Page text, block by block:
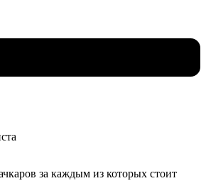
за каждым из которых стоит